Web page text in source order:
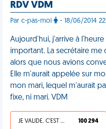
RDV VDM
Par c-pas-moi - 18/06/2014
Aujourd'hui, j'arrive à
important. La secrétaire
alors que nous avions
Elle m'aurait appelée sur
mon mari, lequel m'aurait
fixe, ni mari. VDM
JE VALIDE, C'EST UNE VDM 100 294